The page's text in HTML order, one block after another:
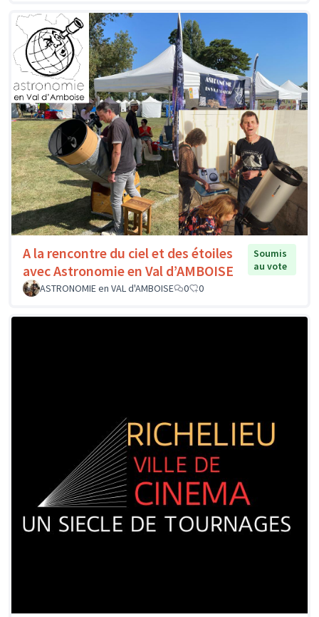
A la rencontre du ciel et des étoiles
avec Astronomie en Val d’AMBOISE
Soumis
au vote
ASTRONOMIE en VAL d'AMBOISE
0 0